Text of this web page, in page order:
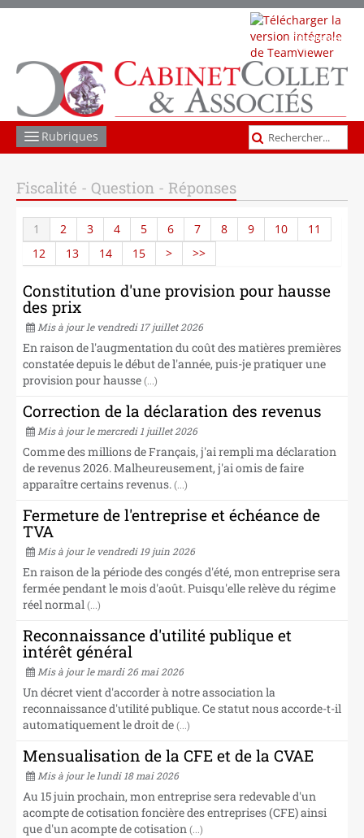
Télécharger
TeamViewer
Rubriques
JURIDIQUE
LES AUTRES MISSIONS
ACTUS ET INFOS
NOS CABINETS
Fiscalité - Question - Réponses
1 2 3 4 5 6 7 8 9 10
11
12
13 14 15 > >>
Constitution d'une provision pour hausse
des prix
Mis à jour le vendredi 17 juillet 2026
En raison de l'augmentation du coût des matières premières
constatée depuis le début de l'année, puis-je pratiquer une
provision pour hausse (...)
Correction de la déclaration des revenus
Mis à jour le mercredi 1 juillet 2026
Comme des millions de Français, j'ai rempli ma déclaration
de revenus 2026. Malheureusement, j'ai omis de faire
apparaître certains revenus. (...)
Fermeture de l'entreprise et échéance de
TVA
Mis à jour le vendredi 19 juin 2026
En raison de la période des congés d'été, mon entreprise sera
fermée pendant le mois d'août. Puisqu'elle relève du régime
réel normal (...)
Reconnaissance d'utilité publique et
intérêt général
Mis à jour le mardi 26 mai 2026
Un décret vient d'accorder à notre association la
reconnaissance d'utilité publique. Ce statut nous accorde-t-il
automatiquement le droit de (...)
Mensualisation de la CFE et de la CVAE
Mis à jour le lundi 18 mai 2026
Au 15 juin prochain, mon entreprise sera redevable d'un
acompte de cotisation foncière des entreprises (CFE) ainsi
que d'un acompte de cotisation (...)